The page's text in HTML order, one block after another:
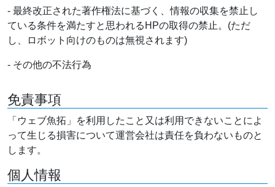
- 最終改正された著作権法に基づく、情報の収集を禁止し
ている条件を満たすと思われるHPの取得の禁止。(ただ
し、ロボット向けのものは無視されます)
- その他の不法行為
免責事項
「ウェブ魚拓」を利用したこと又は利用できないことによ
って生じる損害について運営会社は責任を負わないものと
します。
個人情報